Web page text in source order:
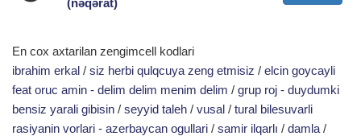
(nəqərat)
En cox axtarilan zengimcell kodlari
ibrahim erkal / siz herbi qulqcuya zeng etmisiz / elcin goycayli
feat oruc amin - delim delim menim delim / grup roj - duydumki
bensiz yarali gibisin / seyyid taleh / vusal / tural bilesuvarli
rasiyanin vorlari - azerbaycan ogullari / samir ilqarlı / damla /